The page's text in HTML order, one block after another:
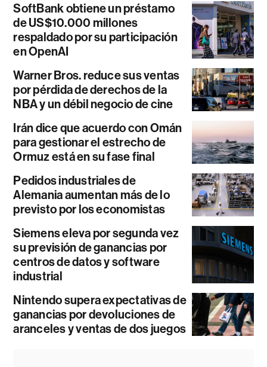
SoftBank obtiene un préstamo
de US$10.000 millones
respaldado por su participación
en OpenAI
Warner Bros. reduce sus ventas
por pérdida de derechos de la
NBA y un débil negocio de cine
Irán dice que acuerdo con Omán
para gestionar el estrecho de
Ormuz está en su fase final
Pedidos industriales de
Alemania aumentan más de lo
previsto por los economistas
Siemens eleva por segunda vez
su previsión de ganancias por
centros de datos y software
industrial
Nintendo supera expectativas de
ganancias por devoluciones de
aranceles y ventas de dos juegos